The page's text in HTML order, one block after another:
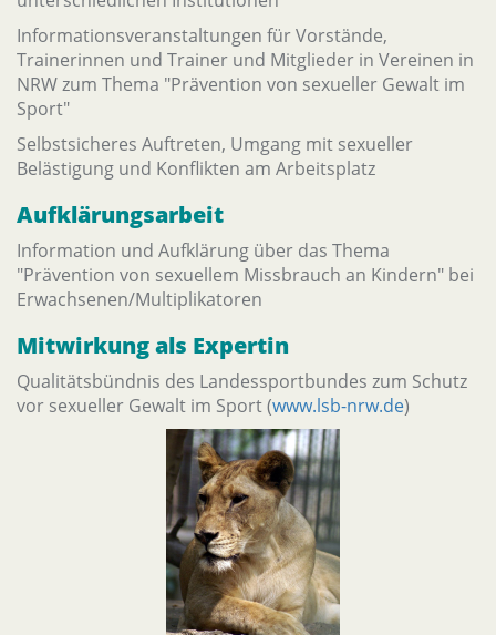
Informationsveranstaltungen für Vorstände,
Trainerinnen und Trainer und Mitglieder in Vereinen in
NRW zum Thema "Prävention von sexueller Gewalt im
Sport"
Selbstsicheres Auftreten, Umgang mit sexueller
Belästigung und Konflikten am Arbeitsplatz
Aufklärungsarbeit
Information und Aufklärung über das Thema
"Prävention von sexuellem Missbrauch an Kindern" bei
Erwachsenen/Multiplikatoren
Mitwirkung als Expertin
Qualitätsbündnis des Landessportbundes zum Schutz
vor sexueller Gewalt im Sport (www.lsb-nrw.de)